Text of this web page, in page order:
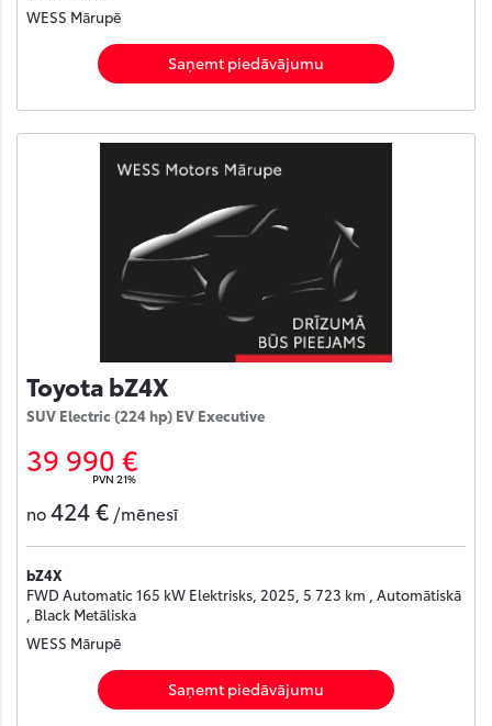
WESS Mārupē
Saņemt piedāvājumu
Toyota bZ4X
SUV Electric (224 hp) EV Executive
39 990 €
PVN 21%
no424 € /mēnesī
bZ4X
FWD Automatic 165 kW Elektrisks, 2025, 5 723 km , Automātiskā
, Black Metāliska
WESS Mārupē
Saņemt piedāvājumu